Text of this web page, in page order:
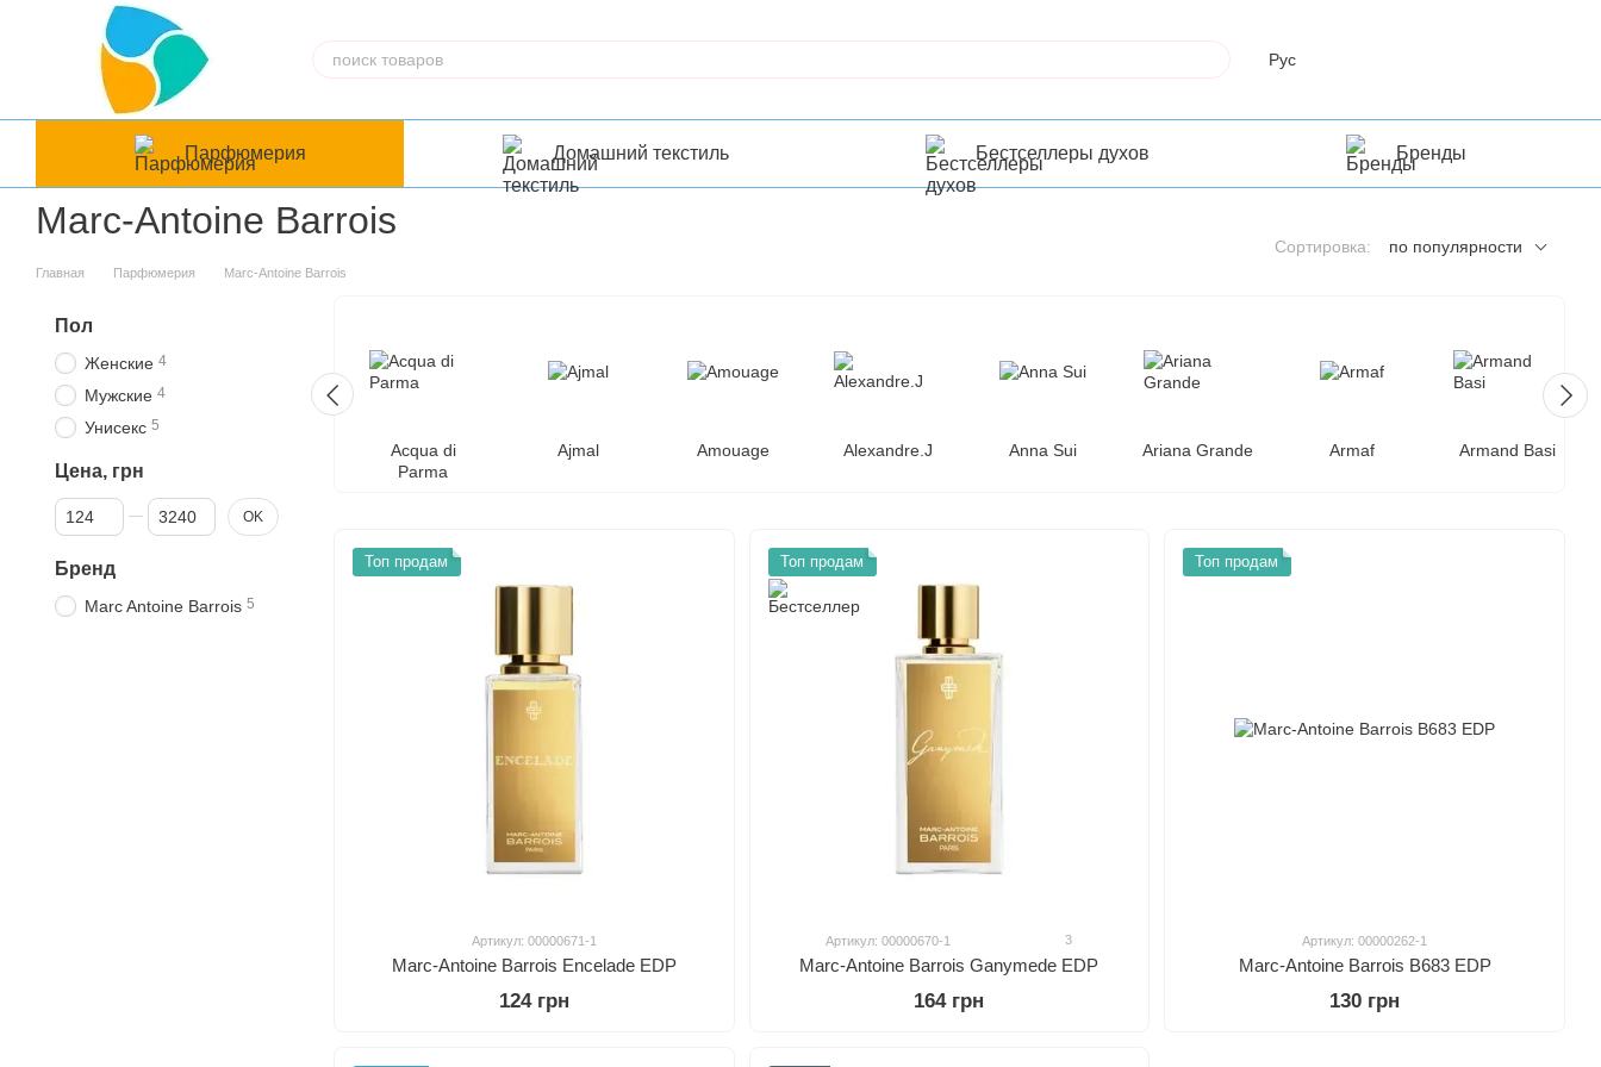
Перейти к основному контенту
Рус
Парфюмерия Домашний текстиль Бестселлеры духов Бренды
Marc-Antoine Barrois
Главная Парфюмерия Marc-Antoine Barrois
Сортировка: по популярности
Acqua di
Parma
Ajmal Amouage Alexandre.J Anna Sui Ariana Grande Armaf Armand Basi
Топ продам
Артикул: 00000671-1
Marc-Antoine Barrois Encelade EDP
124 грн
Топ продам
Артикул: 00000670-1 3
Marc-Antoine Barrois Ganymede EDP
164 грн
Топ продам
Артикул: 00000262-1
Marc-Antoine Barrois B683 EDP
130 грн
Пол
Женские 4
Мужские 4
Унисекс 5
Цена, грн
От Цена, грн
До Цена, грн OK
Бренд
Marc Antoine Barrois 5